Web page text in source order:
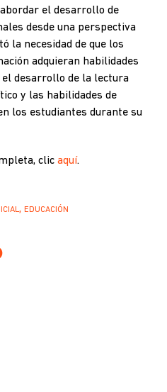
el desarrollo de
desde una perspectiva
la necesidad de que los
adquieran habilidades
desarrollo de la lectura
y las habilidades de
los estudiantes durante su
clic aquí.
, EDUCACIÓN